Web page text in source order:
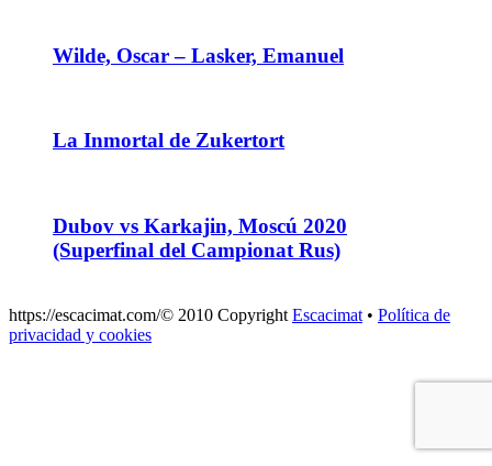
Wilde, Oscar – Lasker, Emanuel
La Inmortal de Zukertort
Dubov vs Karkajin, Moscú 2020
(Superfinal del Campionat Rus)
https://escacimat.com/© 2010 Copyright Escacimat • Política de
privacidad y cookies